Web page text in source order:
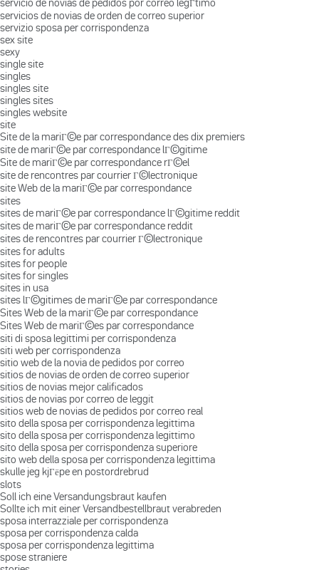
servicio de novias de pedidos por correo legГ­timo
servicios de novias de orden de correo superior
servizio sposa per corrispondenza
sex site
sexy
single site
singles
singles site
singles sites
singles website
site
Site de la mariГ©e par correspondance des dix premiers
site de mariГ©e par correspondance lГ©gitime
Site de mariГ©e par correspondance rГ©el
site de rencontres par courrier Г©lectronique
site Web de la mariГ©e par correspondance
sites
sites de mariГ©e par correspondance lГ©gitime reddit
sites de mariГ©e par correspondance reddit
sites de rencontres par courrier Г©lectronique
sites for adults
sites for people
sites for singles
sites in usa
sites lГ©gitimes de mariГ©e par correspondance
Sites Web de la mariГ©e par correspondance
Sites Web de mariГ©es par correspondance
siti di sposa legittimi per corrispondenza
siti web per corrispondenza
sitio web de la novia de pedidos por correo
sitios de novias de orden de correo superior
sitios de novias mejor calificados
sitios de novias por correo de leggit
sitios web de novias de pedidos por correo real
sito della sposa per corrispondenza legittima
sito della sposa per corrispondenza legittimo
sito della sposa per corrispondenza superiore
sito web della sposa per corrispondenza legittima
skulle jeg kjГёpe en postordrebrud
slots
Soll ich eine Versandungsbraut kaufen
Sollte ich mit einer Versandbestellbraut verabreden
sposa interrazziale per corrispondenza
sposa per corrispondenza calda
sposa per corrispondenza legittima
spose straniere